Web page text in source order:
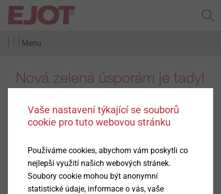
Menu
Nová zelená úsporám je tady!
programu Ministerstva životního prostředí Nová
zelená úsporám, konkrétně části týkající se rodinných
domů.
Vaše nastavení týkající se souborů
cookie pro tuto webovou stránku
Používáme cookies, abychom vám poskytli co
nejlepší využití našich webových stránek.
Soubory cookie mohou být anonymní
statistické údaje, informace o vás, vaše